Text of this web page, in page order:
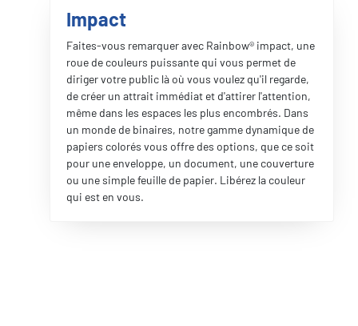
Impact
Faites-vous remarquer avec Rainbow® impact, une
roue de couleurs puissante qui vous permet de
diriger votre public là où vous voulez qu'il regarde,
de créer un attrait immédiat et d'attirer l'attention,
même dans les espaces les plus encombrés. Dans
un monde de binaires, notre gamme dynamique de
papiers colorés vous offre des options, que ce soit
pour une enveloppe, un document, une couverture
ou une simple feuille de papier. Libérez la couleur
qui est en vous.